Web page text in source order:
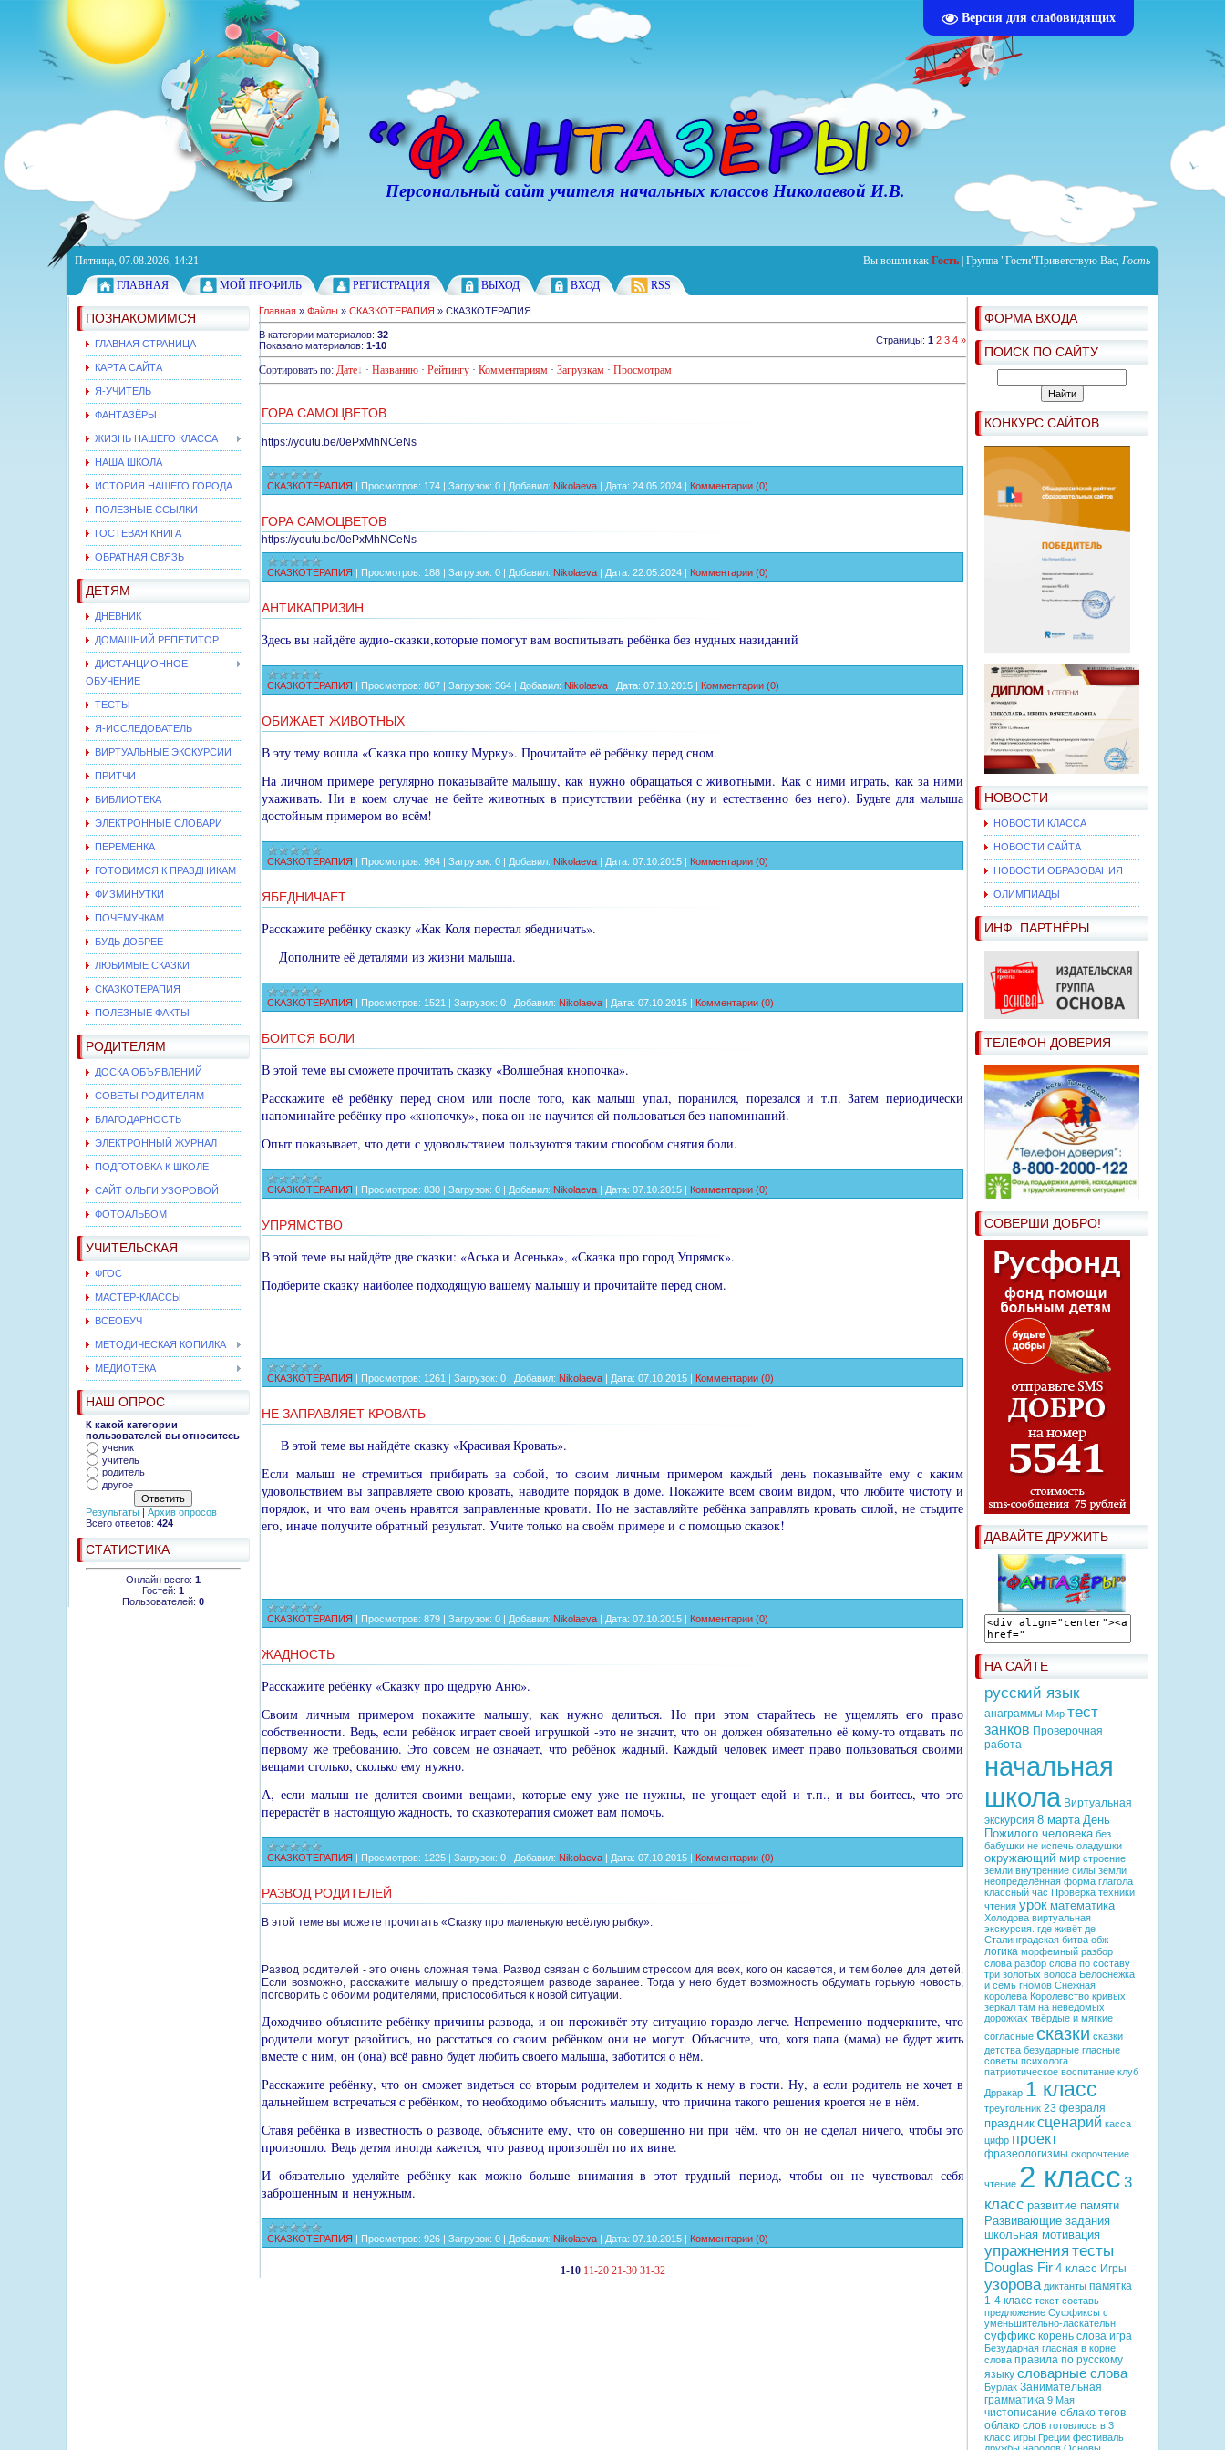
Версия для слабовидящих
Персональный сайт учителя начальных классов Николаевой И.В.
Пятница, 07.08.2026, 14:21 Вы вошли как Гость Группа "Гости"Приветствую Вас, Гость
ГЛАВНАЯ
МОЙ ПРОФИЛЬ РЕГИСТРАЦИЯ ВЫХОД ВХОД RSS
ПОЗНАКОМИМСЯ
ГЛАВНАЯ СТРАНИЦА
КАРТА САЙТА
Я-УЧИТЕЛЬ
ФАНТАЗЁРЫ
ЖИЗНЬ НАШЕГО КЛАССА
НАША ШКОЛА
ИСТОРИЯ НАШЕГО ГОРОДА
ПОЛЕЗНЫЕ ССЫЛКИ
ГОСТЕВАЯ КНИГА
ОБРАТНАЯ СВЯЗЬ
ДЕТЯМ
ДНЕВНИК
ДОМАШНИЙ РЕПЕТИТОР
ДИСТАНЦИОННОЕ
ОБУЧЕНИЕ
ТЕСТЫ
Я-ИССЛЕДОВАТЕЛЬ
ВИРТУАЛЬНЫЕ ЭКСКУРСИИ
ПРИТЧИ
БИБЛИОТЕКА
ЭЛЕКТРОННЫЕ СЛОВАРИ
ПЕРЕМЕНКА
ГОТОВИМСЯ К ПРАЗДНИКАМ
ФИЗМИНУТКИ
ПОЧЕМУЧКАМ
БУДЬ ДОБРЕЕ
ЛЮБИМЫЕ СКАЗКИ
СКАЗКОТЕРАПИЯ
ПОЛЕЗНЫЕ ФАКТЫ
РОДИТЕЛЯМ
ДОСКА ОБЪЯВЛЕНИЙ
СОВЕТЫ РОДИТЕЛЯМ
БЛАГОДАРНОСТЬ
ЭЛЕКТРОННЫЙ ЖУРНАЛ
ПОДГОТОВКА К ШКОЛЕ
САЙТ ОЛЬГИ УЗОРОВОЙ
ФОТОАЛЬБОМ
УЧИТЕЛЬСКАЯ
ФГОС
МАСТЕР-КЛАССЫ
ВСЕОБУЧ
МЕТОДИЧЕСКАЯ КОПИЛКА
МЕДИОТЕКА
НАШ ОПРОС
К какой категории
пользователей вы относитесь
ученик
учитель
родитель
другое
Результаты
Архив опросов
Всего ответов: 424
СТАТИСТИКА
Онлайн всего: 1
Гостей: 1
Пользователей: 0
ФОРМА ВХОДА
ПОИСК ПО САЙТУ
КОНКУРС САЙТОВ
НОВОСТИ
НОВОСТИ КЛАССА
НОВОСТИ САЙТА
НОВОСТИ ОБРАЗОВАНИЯ
ОЛИМПИАДЫ
ИНФ. ПАРТНЁРЫ
ТЕЛЕФОН ДОВЕРИЯ
СОВЕРШИ ДОБРО!
ДАВАЙТЕ ДРУЖИТЬ
НА САЙТЕ
русский язык
анаграммы Мир тест
занков Проверочная
работа
начальная
школа Виртуальная
экскурсия 8 марта День
Пожилого человека без
бабушки не испечь оладушки
окружающий мир строение
земли внутренние силы земли
неопределённая форма глагола
классный час Проверка техники
чтения урок математика
Холодова виртуальная
экскурсия. где живёт де
Сталинградская битва обж
логика морфемный разбор
слова разбор слова по составу
три золотых волоса Белоснежка
и семь гномов Снежная
королева Королевство кривых
зеркал там на неведомых
дорожках твёрдые и мягкие
согласные сказки сказки
детства безударные гласные
советы психолога
патриотическое воспитание клуб
Дрракар 1 класс
треугольник 23 февраля
праздник сценарий касса
цифр проект
фразеологизмы скорочтение.
чтение 2 класс 3
класс развитие памяти
Развивающие задания
школьная мотивация
упражнения тесты
Douglas Fir 4 класс Игры
узорова диктанты памятка
1-4 класс текст составь
предложение Суффиксы с
уменьшительно-ласкательн
суффикс корень слова игра
Безударная гласная в корне
слова правила по русскому
языку словарные слова
Бурлак Занимательная
грамматика 9 Мая
чистописание облако тегов
облако слов готовлюсь в 3
класс игры Греции фестиваль
Главная » Файлы » СКАЗКОТЕРАПИЯ » СКАЗКОТЕРАПИЯ
В категории материалов: 32
Показано материалов: 1-10 Страницы: 1 2 3 4 »
Сортировать по: Дате · Названию · Рейтингу · Комментариям · Загрузкам · Просмотрам
ГОРА САМОЦВЕТОВ
https://youtu.be/0ePxMhNCeNs
СКАЗКОТЕРАПИЯ | Просмотров: 174 | Загрузок: 0 | Добавил: Nikolaeva | Дата: 24.05.2024 | Комментарии (0)
ГОРА САМОЦВЕТОВ
https://youtu.be/0ePxMhNCeNs
СКАЗКОТЕРАПИЯ | Просмотров: 188 | Загрузок: 0 | Добавил: Nikolaeva | Дата: 22.05.2024 | Комментарии (0)
АНТИКАПРИЗИН
Здесь вы найдёте аудио-сказки,которые помогут вам воспитывать ребёнка без нудных назиданий
СКАЗКОТЕРАПИЯ | Просмотров: 867 | Загрузок: 364 | Добавил: Nikolaeva | Дата: 07.10.2015 | Комментарии (0)
ОБИЖАЕТ ЖИВОТНЫХ
В эту тему вошла «Сказка про кошку Мурку». Прочи­тайте её ребёнку перед сном.
На личном примере регулярно показывайте малышу, как нужно обращаться с животными. Как с ними играть, как за ними
ухаживать. Ни в коем случае не бейте животных в присутствии ребёнка (ну и естественно без него). Будьте для малыша
достойным примером во всём!
СКАЗКОТЕРАПИЯ | Просмотров: 964 | Загрузок: 0 | Добавил: Nikolaeva | Дата: 07.10.2015 | Комментарии (0)
ЯБЕДНИЧАЕТ
Расскажите ребёнку сказку «Как Коля перестал ябедничать».
Дополните её деталями из жизни малыша.
СКАЗКОТЕРАПИЯ | Просмотров: 1521 | Загрузок: 0 | Добавил: Nikolaeva | Дата: 07.10.2015 | Комментарии (0)
БОИТСЯ БОЛИ
В этой теме вы сможете прочитать сказку «Волшебная кнопочка».
Расскажите её ребёнку перед сном или после того, как малыш упал, поранился, порезался и т.п. Затем периодиче­ски
напоминайте ребёнку про «кнопочку», пока он не нау­чится ей пользоваться без напоминаний.
Опыт показывает, что дети с удовольствием пользуются таким способом снятия боли.
СКАЗКОТЕРАПИЯ | Просмотров: 830 | Загрузок: 0 | Добавил: Nikolaeva | Дата: 07.10.2015 | Комментарии (0)
УПРЯМСТВО
В этой теме вы найдёте две сказки: «Аська и Асенька», «Сказка про город Упрямск».
Подберите сказку наиболее подходящую вашему малы­шу и прочитайте перед сном.
СКАЗКОТЕРАПИЯ | Просмотров: 1261 | Загрузок: 0 | Добавил: Nikolaeva | Дата: 07.10.2015 | Комментарии (0)
НЕ ЗАПРАВЛЯЕТ КРОВАТЬ
В этой теме вы найдёте сказку «Красивая Кровать».
Если малыш не стремиться прибирать за собой, то сво­им личным примером каждый день показывайте ему с ка­ким
удовольствием вы заправляете свою кровать, наводите порядок в доме. Покажите всем своим видом, что любите чистоту и
порядок, и что вам очень нравятся заправленные кровати. Но не заставляйте ребёнка заправлять кровать си­лой, не стыдите
его, иначе получите обратный результат. Учите только на своём примере и с помощью сказок!
СКАЗКОТЕРАПИЯ | Просмотров: 879 | Загрузок: 0 | Добавил: Nikolaeva | Дата: 07.10.2015 | Комментарии (0)
ЖАДНОСТЬ
Расскажите ребёнку «Сказку про щедрую Аню».
Своим личным примером покажите малышу, как нужно делиться. Но при этом старайтесь не ущемлять его право
собственности. Ведь, если ребёнок играет своей игрушкой -это не значит, что он должен обязательно её кому-то отда­вать по
первому же требованию. Это совсем не означает, что ребёнок жадный. Каждый человек имеет право пользо­ваться своими
вещами столько, сколько ему нужно.
А, если малыш не делится своими вещами, которые ему уже не нужны, не угощает едой и т.п., и вы боитесь, что это
перерастёт в настоящую жадность, то сказкотерапия смо­жет вам помочь.
СКАЗКОТЕРАПИЯ | Просмотров: 1225 | Загрузок: 0 | Добавил: Nikolaeva | Дата: 07.10.2015 | Комментарии (0)
РАЗВОД РОДИТЕЛЕЙ
В этой теме вы можете прочитать «Сказку про малень­кую весёлую рыбку».
Развод родителей - это очень сложная тема. Развод свя­зан с большим стрессом для всех, кого он касается, и тем более для детей.
Если возможно, расскажите малышу о предстоящем разводе заранее. Тогда у него будет возмож­ность обдумать горькую новость,
поговорить с обоими ро­дителями, приспособиться к новой ситуации.
Доходчиво объясните ребёнку причины развода, и он переживёт эту ситуацию гораздо легче. Непременно под­черкните, что
родители могут разойтись, но расстаться со своим ребёнком они не могут. Объясните, что, хотя папа (мама) не будет жить
вместе с ним, он (она) всё равно будет любить своего малыша, заботится о нём.
Расскажите ребёнку, что он сможет видеться со вторым ро­дителем и ходить к нему в гости. Ну, а если родитель не хочет в
дальнейшем встречаться с ребёнком, то необходимо объяс­нить малышу, что причина такого решения кроется не в нём.
Ставя ребёнка в известность о разводе, объясните ему, что он совершенно ни при чём, что он не сделал ничего, чтобы это
произошло. Ведь детям иногда кажется, что раз­вод произошёл по их вине.
И обязательно уделяйте ребёнку как можно больше вни­мания в этот трудный период, чтобы он не чувствовал себя
заброшенным и ненужным.
СКАЗКОТЕРАПИЯ | Просмотров: 926 | Загрузок: 0 | Добавил: Nikolaeva | Дата: 07.10.2015 | Комментарии (0)
1-10 11-20 21-30 31-32